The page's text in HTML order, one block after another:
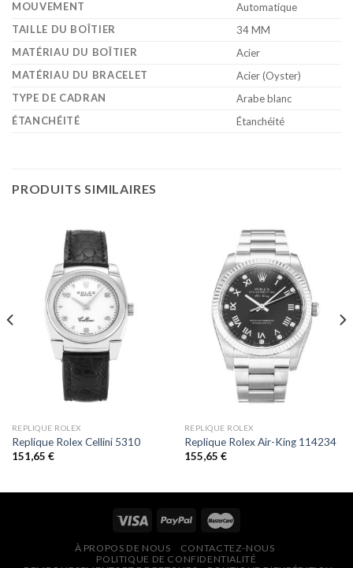
MOUVEMENT
Automatique
TAILLE DU BOÎTIER
34 MM
MATÉRIAU DU BOÎTIER
Acier
MATÉRIAU DU BRACELET
Acier (Oyster)
TYPE DE CADRAN
Arabe blanc
ÉTANCHÉITÉ
Étanchéité
PRODUITS SIMILAIRES
REPLIQUE ROLEX
Replique Rolex Cellini 5310
151,65 €
REPLIQUE ROLEX
Replique Rolex Air-King 114234
155,65 €
À PROPOS DE NOUS
CONTACTEZ-NOUS
POLITIQUE DE CONFIDENTIALITÉ